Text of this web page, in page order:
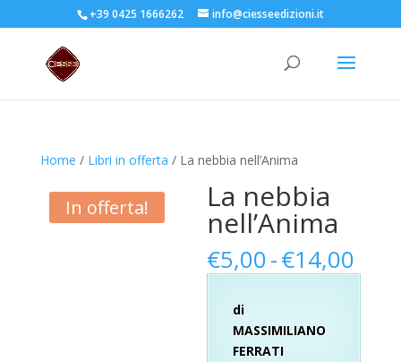
+39 0425 1666262 info@ciesseedizioni.it
Home / Libri in offerta / La nebbia nell’Anima
In offerta! La nebbia
nell’Anima
€5,00-€14,00
di
di
MASSIMILIANO
FERRATI